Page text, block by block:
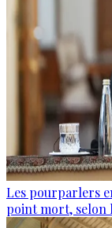
Les pourparlers
point mort, selon